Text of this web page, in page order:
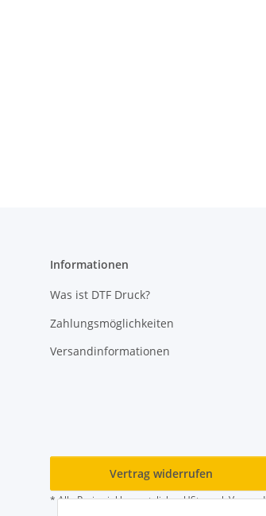
Informationen
Was ist DTF Druck?
Zahlungsmöglichkeiten
Versandinformationen
Vertrag widerrufen
* Alle Preise inkl. gesetzlicher USt., zzgl.Versand